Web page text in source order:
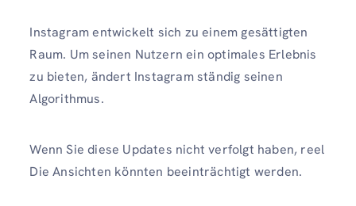
Instagram entwickelt sich zu einem gesättigten
Raum. Um seinen Nutzern ein optimales Erlebnis
zu bieten, ändert Instagram ständig seinen
Algorithmus.
Wenn Sie diese Updates nicht verfolgt haben, reel
Die Ansichten könnten beeinträchtigt werden.